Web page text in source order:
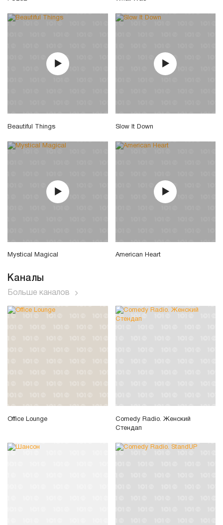
Beautiful Things Slow It Down
Mystical Magical American Heart
Каналы
Больше каналов
Office Lounge
Comedy Radio. Женский
Стендап